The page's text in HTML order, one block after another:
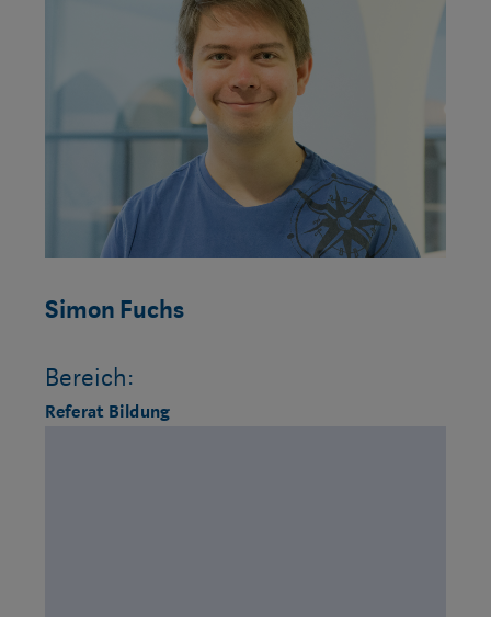
Simon Fuchs
Bereich:
Referat Bildung